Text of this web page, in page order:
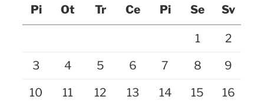
Pi
Ot Tr Ce Pi Se Sv
1
2
3
4 5 6 7 8
9
10
11 12 13 14 15
16